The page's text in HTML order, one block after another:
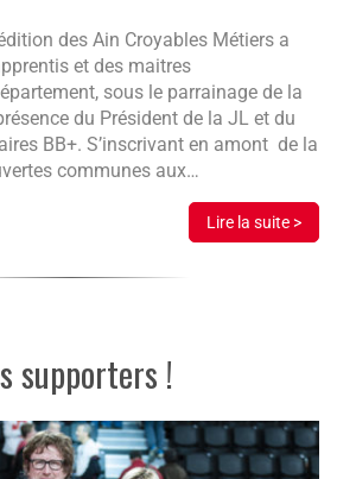
des Ain Croyables Métiers a
et des maitres
sous le parrainage de la
du Président de la JL et du
BB+. S’inscrivant en amont de la
communes aux…
Lire la suite >
supporters !